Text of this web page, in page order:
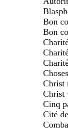
Bon
Bon
Christ
Christ
Cinq
Cité